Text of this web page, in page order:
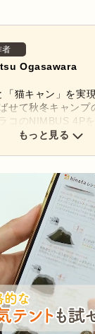
者
Ogasawara
猫キャン」を実
せて秋冬キャンプ
コのNIMBUS 4Pを
もっと見る